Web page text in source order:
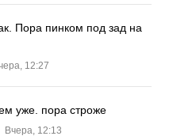
Пора пинком под зад на
12:27
уже. пора строже
Вчера, 12:13